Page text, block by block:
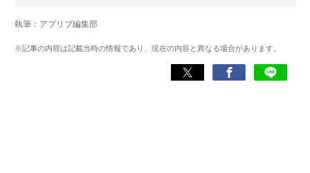
務めた後、文房具アプリの専門家として監修・ライター業
『TimeTree』『Measure』など700以上。
執筆：アプリブ編集部
※記事の内容は記載当時の情報であり、現在の内容と異なる場合があります。